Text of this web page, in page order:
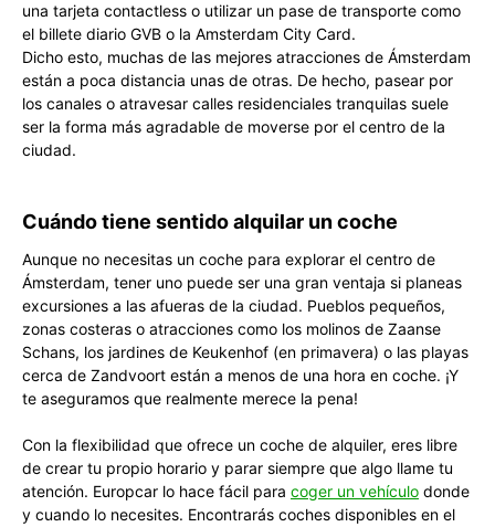
una tarjeta contactless o utilizar un pase de transporte como
el billete diario GVB o la Amsterdam City Card.
Dicho esto, muchas de las mejores atracciones de Ámsterdam
están a poca distancia unas de otras. De hecho, pasear por
los canales o atravesar calles residenciales tranquilas suele
ser la forma más agradable de moverse por el centro de la
ciudad.
Cuándo tiene sentido alquilar un coche
Aunque no necesitas un coche para explorar el centro de
Ámsterdam, tener uno puede ser una gran ventaja si planeas
excursiones a las afueras de la ciudad. Pueblos pequeños,
zonas costeras o atracciones como los molinos de Zaanse
Schans, los jardines de Keukenhof (en primavera) o las playas
cerca de Zandvoort están a menos de una hora en coche. ¡Y
te aseguramos que realmente merece la pena!
Con la flexibilidad que ofrece un coche de alquiler, eres libre
de crear tu propio horario y parar siempre que algo llame tu
atención. Europcar lo hace fácil para coger un vehículo donde
y cuando lo necesites. Encontrarás coches disponibles en el